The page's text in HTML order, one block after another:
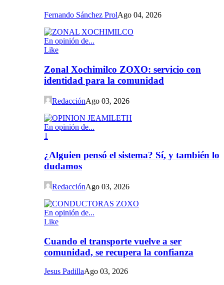
Fernando Sánchez ProlAgo 04, 2026
En opinión de...
Like
Zonal Xochimilco ZOXO: servicio con
identidad para la comunidad
RedacciónAgo 03, 2026
En opinión de...
1
¿Alguien pensó el sistema? Sí, y también lo
dudamos
RedacciónAgo 03, 2026
En opinión de...
Like
Cuando el transporte vuelve a ser
comunidad, se recupera la confianza
Jesus PadillaAgo 03, 2026